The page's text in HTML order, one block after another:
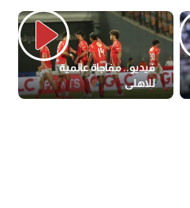
فيديو.. مفاجاة عالمية
للاهلى